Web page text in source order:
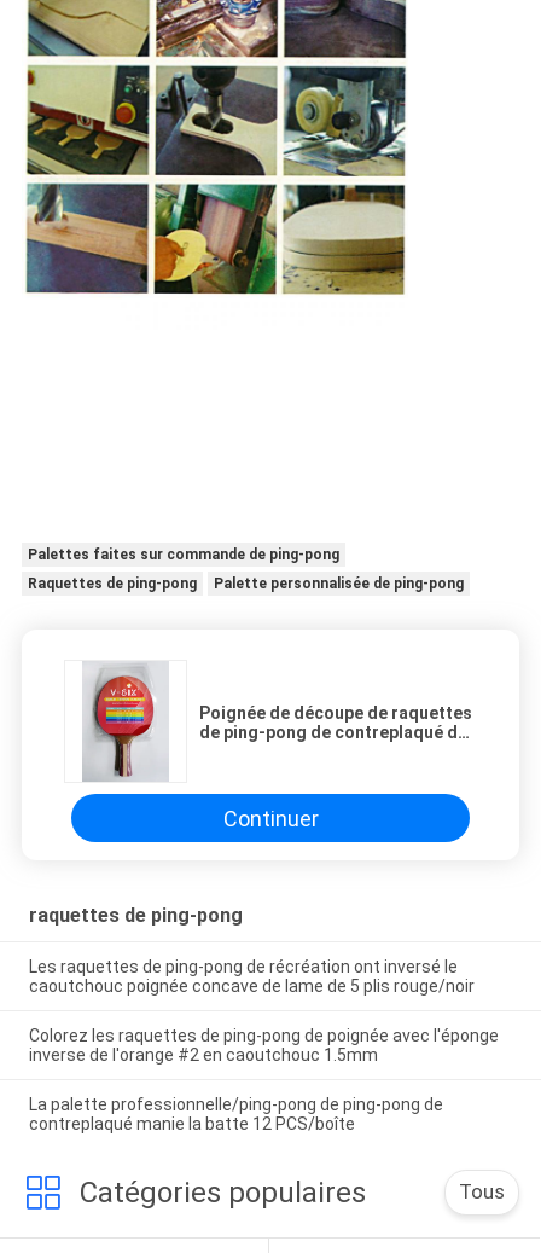
Palettes faites sur commande de ping-pong
Raquettes de ping-pong
Palette personnalisée de ping-pong
Poignée de découpe de raquettes
de ping-pong de contreplaqué de
Continuer
raquettes de ping-pong
Les raquettes de ping-pong de récréation ont inversé le
caoutchouc poignée concave de lame de 5 plis rouge/noir
Colorez les raquettes de ping-pong de poignée avec l'éponge
inverse de l'orange #2 en caoutchouc 1.5mm
La palette professionnelle/ping-pong de ping-pong de
contreplaqué manie la batte 12 PCS/boîte
Catégories populaires Tous